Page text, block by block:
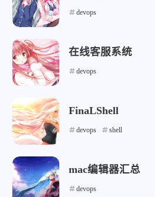
devops
在线客服系统
devops
FinaLShell
devops shell
mac编辑器汇总
devops